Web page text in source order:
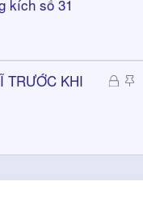
k
y
kích số 31
Đ
ó
S
k
TRƯỚC KHI